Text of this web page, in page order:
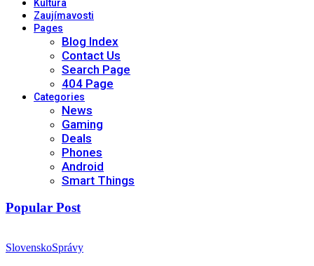
Kultúra
Zaujímavosti
Pages
Blog Index
Contact Us
Search Page
404 Page
Categories
News
Gaming
Deals
Phones
Android
Smart Things
Popular Post
SlovenskoSprávy